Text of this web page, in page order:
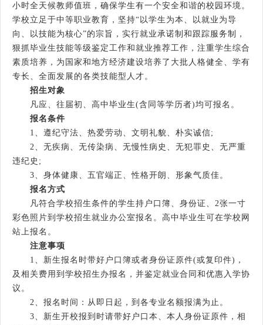
小时全天候教师值班，确保学生有一个安全和谐的校园环境。
学校立足于中等职业教育，坚持“以学生为本、以就业为导
向、以技能为核心”的宗旨，实行就业承诺制和跟踪服务制，
狠抓毕业生技能等级鉴定工作和就业推荐工作，注重学生综合
素质培养，为国家和地方经济建设培养了大批人格健全、学有
专长、全面发展的各类技能型人才。
招生对象
凡应、往届初、高中毕业生(含同等学历者)均可报名。
报名条件
1、遵纪守法、热爱劳动、文明礼貌、朴实诚信;
2、无疾病、无传染病、无慢性病史、无犯罪史、无严重
违纪史;
3、身体健康、五官端正、性格开朗、形象气质佳。
报名方式
凡符合学校招生条件的学生持户口簿、身份证、2张一寸
彩色照片到学校招生就业办公室报名。高中毕业生可在学校网
站上报名。
注意事项
1、新生报名时带好户口簿或者身份证原件(或复印件)，
及相关费用到学校招生办报名，并鉴定就业合同和优惠入学协
议。
2、报名时间：从即日起，到各专业名额报满为止。
3、新生开校报到时请带好户口本、本人身份证原件，相